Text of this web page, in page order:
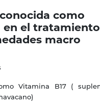
como
en el
macro
Vitamina B17 (